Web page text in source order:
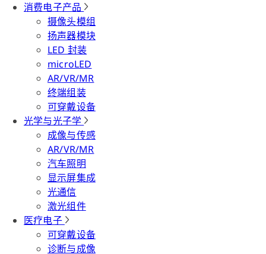
消费电子产品
摄像头模组
扬声器模块
LED 封装
microLED
AR/VR/MR
终端组装
可穿戴设备
光学与光子学
成像与传感
AR/VR/MR
汽车照明
显示屏集成
光通信
激光组件
医疗电子
可穿戴设备
诊断与成像